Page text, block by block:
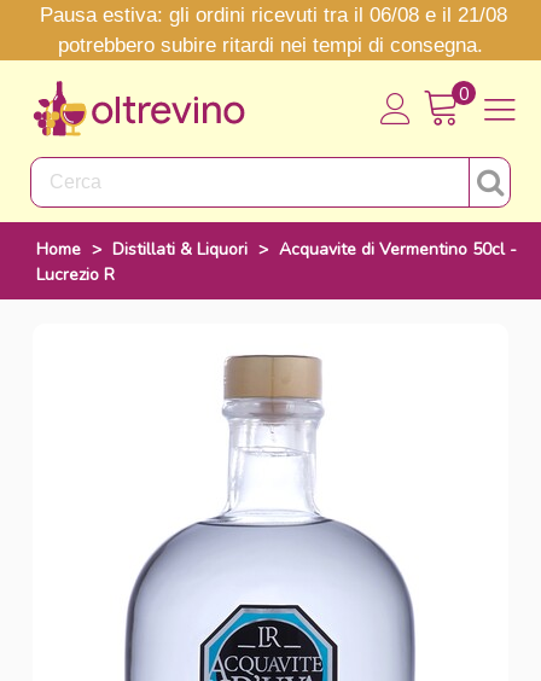
Pausa estiva: gli ordini ricevuti tra il 06/08 e il 21/08
potrebbero subire ritardi nei tempi di consegna.
0
Home > Distillati & Liquori > Acquavite di Vermentino 50cl -
Lucrezio R